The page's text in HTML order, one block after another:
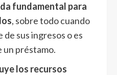
fundamental para
, sobre todo cuando
sus ingresos o es
un préstamo.
los recursos